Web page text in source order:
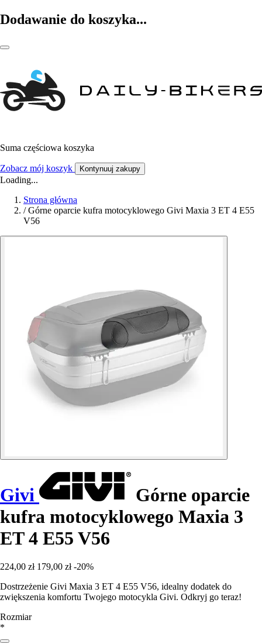
Dodawanie do koszyka...
Suma częściowa koszyka
Zobacz mój koszyk Kontynuuj zakupy
Loading...
Strona główna
/ Górne oparcie kufra motocyklowego Givi Maxia 3 ET 4 E55
V56
Givi
Górne oparcie
kufra motocyklowego Maxia 3
ET 4 E55 V56
224,00 zł 179,00 zł -20%
Dostrzeżenie Givi Maxia 3 ET 4 E55 V56, idealny dodatek do
zwiększenia komfortu Twojego motocykla Givi. Odkryj go teraz!
Rozmiar
*